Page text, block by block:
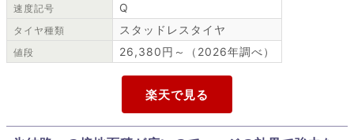
速度記号 Q
タイヤ種類 スタッドレスタイヤ
値段 26,380円～（2026年調べ）